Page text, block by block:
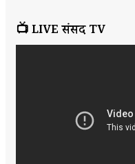
📺 LIVE संसद TV